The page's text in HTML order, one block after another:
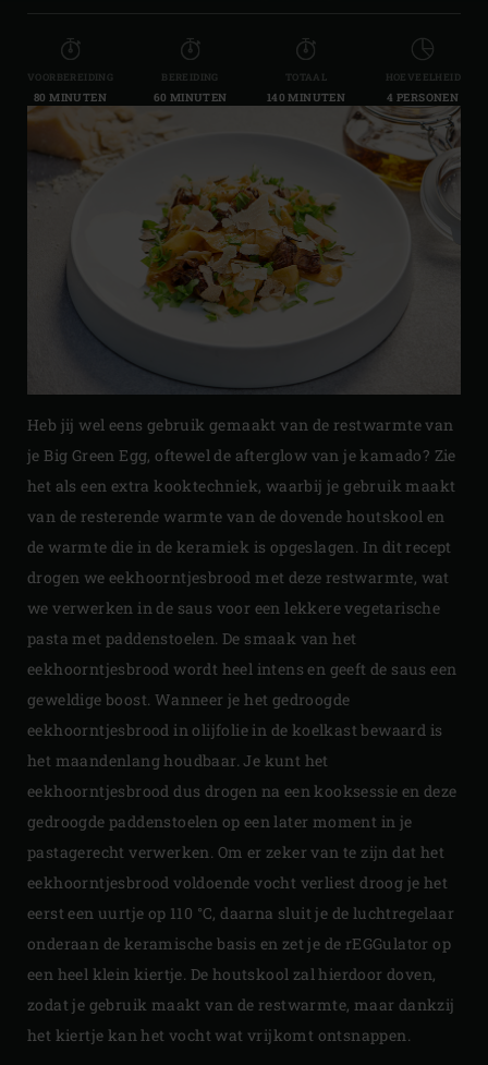
VOORBEREIDING
80 MINUTEN
BEREIDING
60 MINUTEN
TOTAAL
140 MINUTEN
HOEVEELHEID
4 PERSONEN
Heb jij wel eens gebruik gemaakt van de restwarmte van
je Big Green Egg, oftewel de afterglow van je kamado? Zie
het als een extra kooktechniek, waarbij je gebruik maakt
van de resterende warmte van de dovende houtskool en
de warmte die in de keramiek is opgeslagen. In dit recept
drogen we eekhoorntjesbrood met deze restwarmte, wat
we verwerken in de saus voor een lekkere vegetarische
pasta met paddenstoelen. De smaak van het
eekhoorntjesbrood wordt heel intens en geeft de saus een
geweldige boost. Wanneer je het gedroogde
eekhoorntjesbrood in olijfolie in de koelkast bewaard is
het maandenlang houdbaar. Je kunt het
eekhoorntjesbrood dus drogen na een kooksessie en deze
gedroogde paddenstoelen op een later moment in je
pastagerecht verwerken. Om er zeker van te zijn dat het
eekhoorntjesbrood voldoende vocht verliest droog je het
eerst een uurtje op 110 °C, daarna sluit je de luchtregelaar
onderaan de keramische basis en zet je de rEGGulator op
een heel klein kiertje. De houtskool zal hierdoor doven,
zodat je gebruik maakt van de restwarmte, maar dankzij
het kiertje kan het vocht wat vrijkomt ontsnappen.